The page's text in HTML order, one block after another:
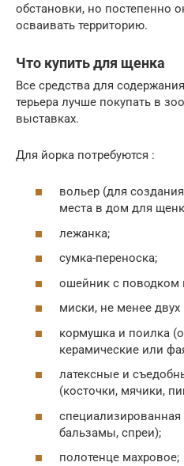
обстановки, но постепенно
осваивать территорию.
Что купить для щенка
Все средства для
терьера лучше покупать в
выставках.
Для йорка потребуются :
вольер (для
места в дом для
лежанка;
сумка-переноска;
ошейник с поводком
миски, не менее двух
кормушка и поилка
керамические или
латексные и
(косточки, мячики,
бальзамы, спреи);
полотенце махровое;